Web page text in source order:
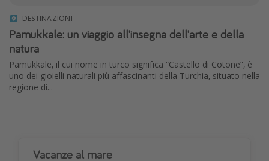
DESTINAZIONI
Pamukkale: un viaggio all'insegna dell'arte e della
natura
Pamukkale, il cui nome in turco significa “Castello di Cotone”, è
uno dei gioielli naturali più affascinanti della Turchia, situato nella
regione di...
Vacanze al mare